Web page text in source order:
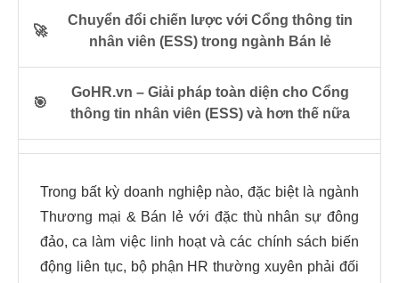
🚀
Chuyển đổi chiến lược với Cổng thông tin
nhân viên (ESS) trong ngành Bán lẻ
🎯
GoHR.vn – Giải pháp toàn diện cho Cổng
thông tin nhân viên (ESS) và hơn thế nữa
Trong bất kỳ doanh nghiệp nào, đặc biệt là ngành
Thương mại & Bán lẻ với đặc thù nhân sự đông
đảo, ca làm việc linh hoạt và các chính sách biến
động liên tục, bộ phận HR thường xuyên phải đối